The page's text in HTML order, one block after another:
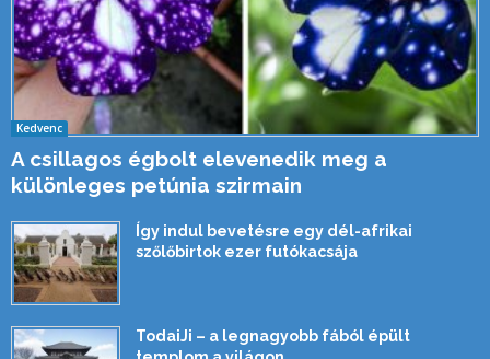
Kedvenc
A csillagos égbolt elevenedik meg a
különleges petúnia szirmain
Így indul bevetésre egy dél-afrikai
szőlőbirtok ezer futókacsája
TodaiJi – a legnagyobb fából épült